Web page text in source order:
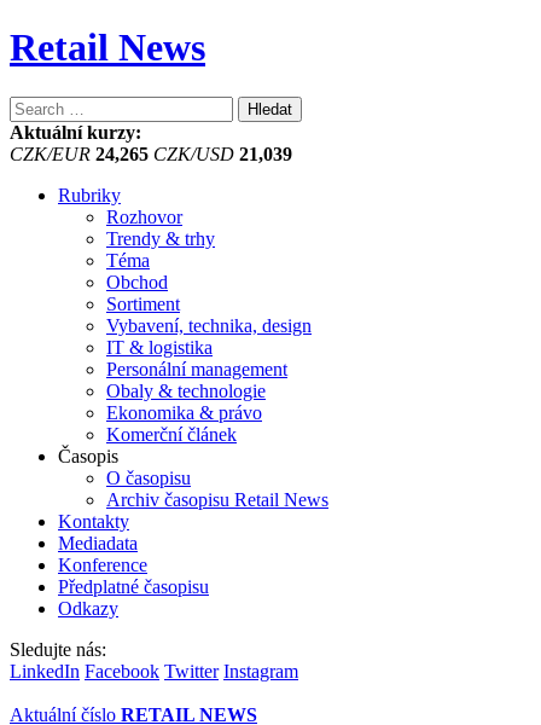
Retail News
Vyhledávání
Aktuální kurzy:
CZK/EUR 24,265 CZK/USD 21,039
Rubriky
Rozhovor
Trendy & trhy
Téma
Obchod
Sortiment
Vybavení, technika, design
IT & logistika
Personální management
Obaly & technologie
Ekonomika & právo
Komerční článek
Časopis
O časopisu
Archiv časopisu Retail News
Kontakty
Mediadata
Konference
Předplatné časopisu
Odkazy
Sledujte nás:
LinkedIn Facebook Twitter Instagram
Aktuální číslo RETAIL NEWS